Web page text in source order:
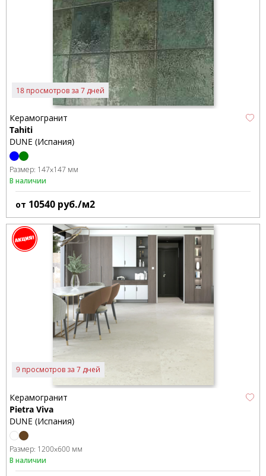
18 просмотров за 7 дней
Керамогранит
Tahiti
DUNE (Испания)
Размер: 147x147 мм
В наличии
от 10540 руб./м2
9 просмотров за 7 дней
Керамогранит
Pietra Viva
DUNE (Испания)
Размер: 1200x600 мм
В наличии